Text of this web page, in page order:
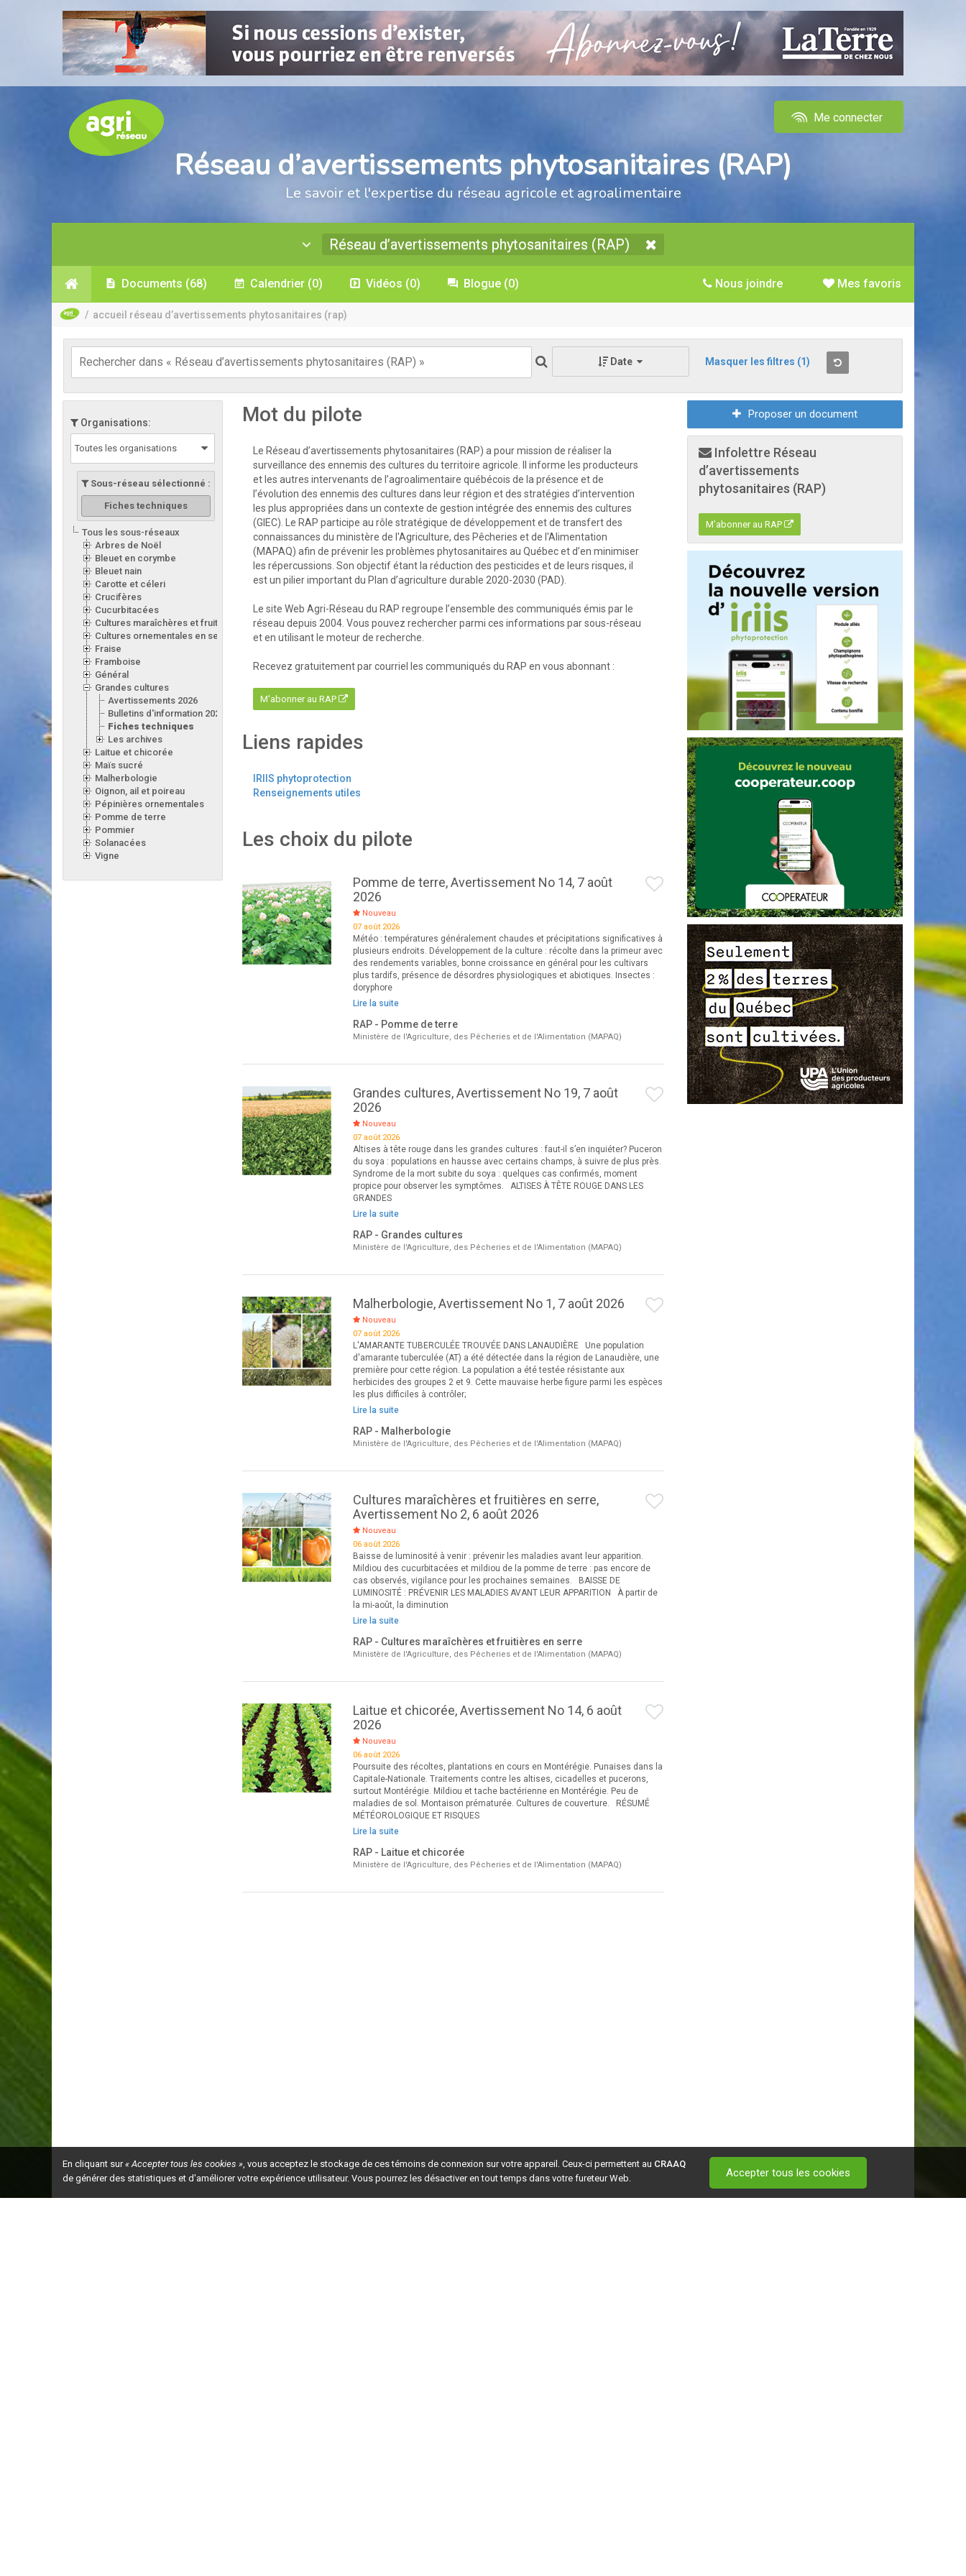
Me connecter
Réseau d’avertissements phytosanitaires (RAP)
Le savoir et l'expertise du réseau agricole et agroalimentaire
Réseau d’avertissements phytosanitaires (RAP)
Documents (68) Calendrier (0) Vidéos (0) Blogue (0) Mes favoris
Nous joindre
/ accueil réseau d’avertissements phytosanitaires (rap)
Date Masquer les filtres (1)
Organisations:
Toutes les organisations
Sous-réseau sélectionné :
Fiches techniques
Tous les sous-réseaux
Arbres de Noël
Bleuet en corymbe
Bleuet nain
Carotte et céleri
Crucifères
Cucurbitacées
Cultures maraîchères et fruitières en serre
Cultures ornementales en serre
Fraise
Framboise
Général
Grandes cultures
Avertissements 2026
Bulletins d'information 2026
Fiches techniques
Les archives
Laitue et chicorée
Maïs sucré
Malherbologie
Oignon, ail et poireau
Pépinières ornementales
Pomme de terre
Pommier
Solanacées
Vigne
Mot du pilote
Le Réseau d’avertissements phytosanitaires (RAP) a pour mission de réaliser la
surveillance des ennemis des cultures du territoire agricole. Il informe les producteurs
et les autres intervenants de l’agroalimentaire québécois de la présence et de
l’évolution des ennemis des cultures dans leur région et des stratégies d’intervention
les plus appropriées dans un contexte de gestion intégrée des ennemis des cultures
(GIEC). Le RAP participe au rôle stratégique de développement et de transfert des
connaissances du ministère de l'Agriculture, des Pêcheries et de l'Alimentation
(MAPAQ) afin de prévenir les problèmes phytosanitaires au Québec et d’en minimiser
les répercussions. Son objectif étant la réduction des pesticides et de leurs risques, il
est un pilier important du Plan d’agriculture durable 2020-2030 (PAD).
Le site Web Agri-Réseau du RAP regroupe l’ensemble des communiqués émis par le
réseau depuis 2004. Vous pouvez rechercher parmi ces informations par sous-réseau
et en utilisant le moteur de recherche.
Recevez gratuitement par courriel les communiqués du RAP en vous abonnant :
M'abonner au RAP
Liens rapides
IRIIS phytoprotection
Renseignements utiles
Les choix du pilote
Pomme de terre, Avertissement No 14, 7 août
2026
Nouveau
07 août 2026
Météo : températures généralement chaudes et précipitations significatives à
plusieurs endroits. Développement de la culture : récolte dans la primeur avec
des rendements variables, bonne croissance en général pour les cultivars
plus tardifs, présence de désordres physiologiques et abiotiques. Insectes :
doryphore
Lire la suite
RAP - Pomme de terre
Ministère de l'Agriculture, des Pêcheries et de l'Alimentation (MAPAQ)
Grandes cultures, Avertissement No 19, 7 août
2026
Nouveau
07 août 2026
Altises à tête rouge dans les grandes cultures : faut-il s’en inquiéter? Puceron
du soya : populations en hausse avec certains champs, à suivre de plus près.
Syndrome de la mort subite du soya : quelques cas confirmés, moment
propice pour observer les symptômes. ALTISES À TÊTE ROUGE DANS LES
GRANDES
Lire la suite
RAP - Grandes cultures
Ministère de l'Agriculture, des Pêcheries et de l'Alimentation (MAPAQ)
Malherbologie, Avertissement No 1, 7 août 2026
Nouveau
07 août 2026
L'AMARANTE TUBERCULÉE TROUVÉE DANS LANAUDIÈRE Une population
d'amarante tuberculée (AT) a été détectée dans la région de Lanaudière, une
première pour cette région. La population a été testée résistante aux
herbicides des groupes 2 et 9. Cette mauvaise herbe figure parmi les espèces
les plus difficiles à contrôler;
Lire la suite
RAP - Malherbologie
Ministère de l'Agriculture, des Pêcheries et de l'Alimentation (MAPAQ)
Cultures maraîchères et fruitières en serre,
Avertissement No 2, 6 août 2026
Nouveau
06 août 2026
Baisse de luminosité à venir : prévenir les maladies avant leur apparition.
Mildiou des cucurbitacées et mildiou de la pomme de terre : pas encore de
cas observés, vigilance pour les prochaines semaines. BAISSE DE
LUMINOSITÉ : PRÉVENIR LES MALADIES AVANT LEUR APPARITION À partir de
la mi-août, la diminution
Lire la suite
RAP - Cultures maraîchères et fruitières en serre
Ministère de l'Agriculture, des Pêcheries et de l'Alimentation (MAPAQ)
Laitue et chicorée, Avertissement No 14, 6 août
2026
Nouveau
06 août 2026
Poursuite des récoltes, plantations en cours en Montérégie. Punaises dans la
Capitale-Nationale. Traitements contre les altises, cicadelles et pucerons,
surtout Montérégie. Mildiou et tache bactérienne en Montérégie. Peu de
maladies de sol. Montaison prématurée. Cultures de couverture. RÉSUMÉ
MÉTÉOROLOGIQUE ET RISQUES
Lire la suite
RAP - Laitue et chicorée
Ministère de l'Agriculture, des Pêcheries et de l'Alimentation (MAPAQ)
Proposer un document
Infolettre Réseau
d’avertissements
phytosanitaires (RAP)
M'abonner au RAP
En cliquant sur« Accepter tous les cookies », vous acceptez le stockage de ces témoins de connexion sur votre appareil. Ceux-ci permettent au CRAAQ
de générer des statistiques et d'améliorer votre expérience utilisateur. Vous pourrez les désactiver en tout temps dans votre fureteur Web.
Accepter tous les cookies